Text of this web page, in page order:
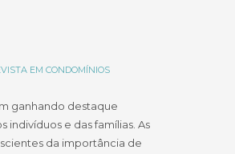
EM CONDOMÍNIOS
ganhando destaque
indivíduos e das famílias. As
da importância de